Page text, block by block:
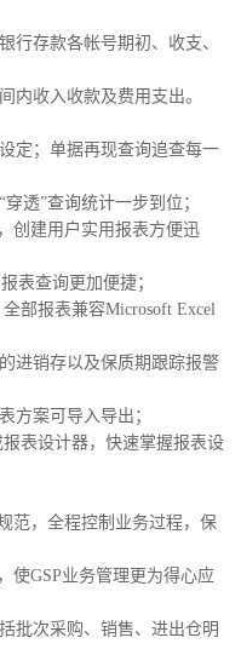
存款各帐号期初、收支、
收入收款及费用支出。
；单据再现查询追查每一
透”查询统计一步到位；
建用户实用报表方便迅
查询更加便捷；
部报表兼容Microsoft Excel
销存以及保质期跟踪报警
案可导入导出；
表设计器，快速掌握报表设
，全程控制业务过程，保
GSP业务管理更为得心应
次采购、销售、进出仓明